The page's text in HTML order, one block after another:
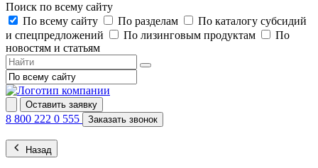
Поиск по всему сайту
По всему сайту
По разделам
По каталогу субсидий
и спецпредложений
По лизинговым продуктам
По
новостям и статьям
Оставить заявку
8 800 222 0 555 Заказать звонок
Назад